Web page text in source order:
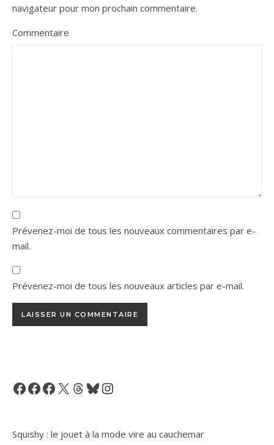
navigateur pour mon prochain commentaire.
Commentaire
Prévenez-moi de tous les nouveaux commentaires par e-
mail.
Prévenez-moi de tous les nouveaux articles par e-mail.
Facebook
Facebook
Facebook
X Threads
BlueskyInstagram
Squishy : le jouet à la mode vire au cauchemar